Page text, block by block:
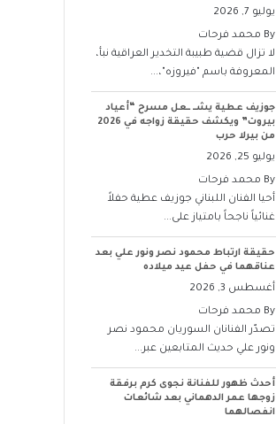
يوليو 7, 2026
By محمد فرحات
لا تزال قضية طبيبة التخدير العراقية نبأ،
المعروفة باسم "فيروزه"،...
جوزيف عطية يشــ ــعل مسرح “أعياد
بيروت” ويكشف حقيقة زواجه في 2026
من بيرلا حرب
يوليو 25, 2026
By محمد فرحات
أحيا الفنان اللبناني جوزيف عطية حفلاً
غنائياً ناجحاً بامتياز على...
حقيقة ارتباط محمود نصر ونور علي بعد
عناقهما في حفل عيد ميلاده
أغسطس 3, 2026
By محمد فرحات
تصدّر الفنانان السوريان محمود نصر
ونور علي حديث المتابعين عبر...
أحدث ظهور للفنانة نجوى كرم برفقة
زوجها عمر الدهماني بعد شائعات
انفصالهما